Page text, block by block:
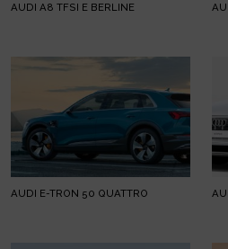
AUDI A8 TFSI E BERLINE
AUDI E-TRON 50 QUATTRO